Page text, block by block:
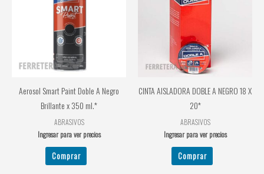
Aerosol Smart Paint Doble A Negro
Brillante x 350 ml.*
ABRASIVOS
Ingresar para ver precios
Comprar
CINTA AISLADORA DOBLE A NEGRO 18 X
20*
ABRASIVOS
Ingresar para ver precios
Comprar